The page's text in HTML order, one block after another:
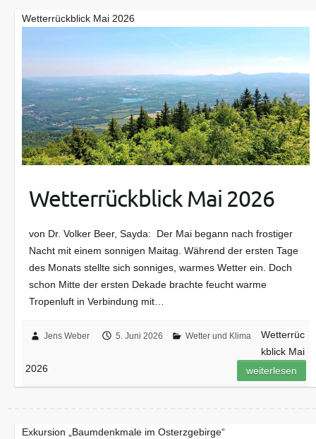
Wetterrückblick Mai 2026
Wetterrückblick Mai 2026
von Dr. Volker Beer, Sayda: Der Mai begann nach frostiger
Nacht mit einem sonnigen Maitag. Während der ersten Tage
des Monats stellte sich sonniges, warmes Wetter ein. Doch
schon Mitte der ersten Dekade brachte feucht warme
Tropenluft in Verbindung mit…
Jens Weber 5. Juni 2026 Wetter und Klima
Wetterrüc
kblick Mai
2026
weiterlesen
Exkursion „Baumdenkmale im Osterzgebirge“